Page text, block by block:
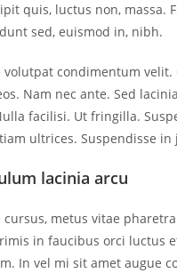
quis, luctus non,
sed, euismod in, nibh.
volutpat condimentum
Nam nec ante. Sed
facilisi. Ut fringilla.
ultrices. Suspendisse
lacinia arcu
cursus, metus vitae
in faucibus orci luctus
In vel mi sit amet augue